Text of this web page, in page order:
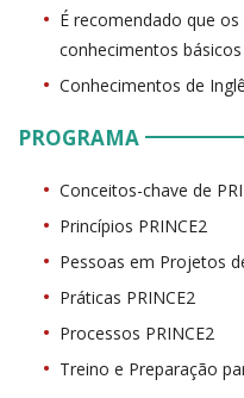
É recomendado que
conhecimentos
Conhecimentos de
PROGRAMA
Conceitos-chave de
Princípios PRINCE2
Pessoas em Projetos
Práticas PRINCE2
Processos PRINCE2
Treino e Preparação